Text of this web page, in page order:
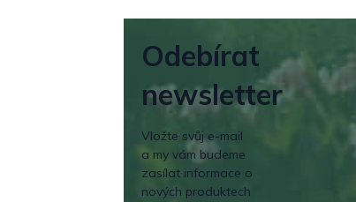
Odebírat
newsletter
Vložte svůj e-mail
a my vám budeme
zasílat informace o
nových produktech